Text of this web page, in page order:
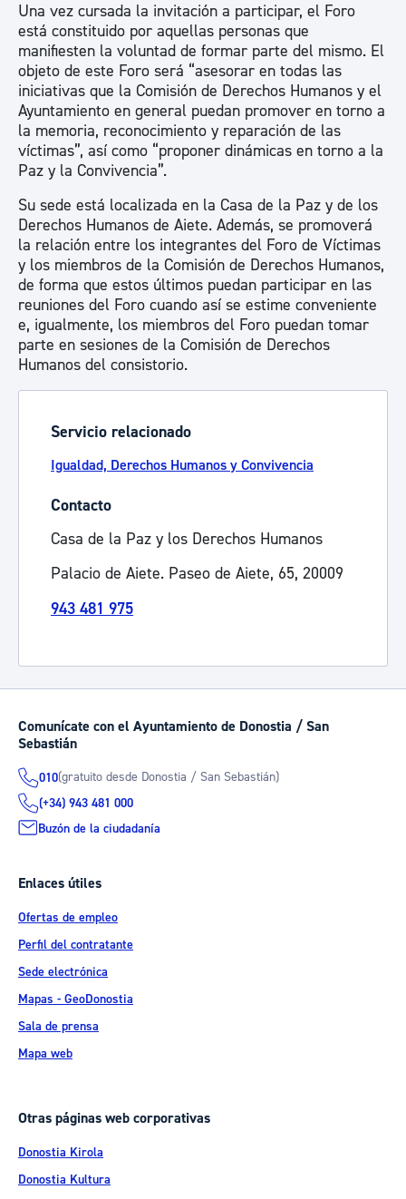
Una vez cursada la invitación a participar, el Foro
está constituido por aquellas personas que
manifiesten la voluntad de formar parte del mismo. El
objeto de este Foro será “asesorar en todas las
iniciativas que la Comisión de Derechos Humanos y el
Ayuntamiento en general puedan promover en torno a
la memoria, reconocimiento y reparación de las
víctimas”, así como “proponer dinámicas en torno a la
Paz y la Convivencia”.
Su sede está localizada en la Casa de la Paz y de los
Derechos Humanos de Aiete. Además, se promoverá
la relación entre los integrantes del Foro de Víctimas
y los miembros de la Comisión de Derechos Humanos,
de forma que estos últimos puedan participar en las
reuniones del Foro cuando así se estime conveniente
e, igualmente, los miembros del Foro puedan tomar
parte en sesiones de la Comisión de Derechos
Humanos del consistorio.
Servicio relacionado
Igualdad, Derechos Humanos y Convivencia
Contacto
Casa de la Paz y los Derechos Humanos
Palacio de Aiete. Paseo de Aiete, 65, 20009
943 481 975
Comunícate con el Ayuntamiento de Donostia / San
Sebastián
010(gratuito desde Donostia / San Sebastián)
(+34) 943 481 000
Buzón de la ciudadanía
Enlaces útiles
Ofertas de empleo
Perfil del contratante
Sede electrónica
Mapas - GeoDonostia
Sala de prensa
Mapa web
Otras páginas web corporativas
Donostia Kirola
Donostia Kultura